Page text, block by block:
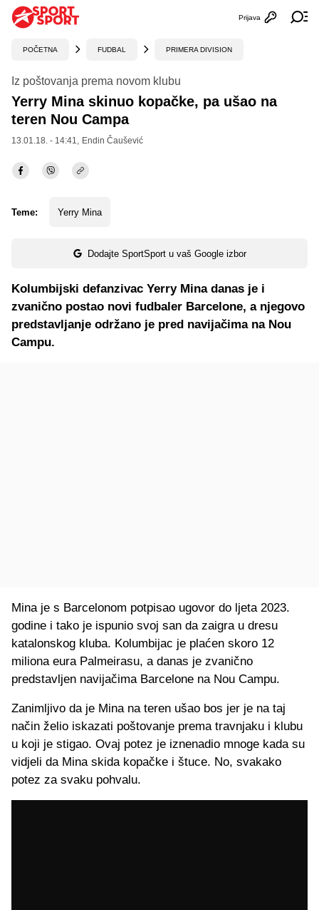
Otvori
Prijava
POČETNA FUDBAL PRIMERA DIVISION
Iz poštovanja prema novom klubu
Yerry Mina skinuo kopačke, pa ušao na
teren Nou Campa
13.01.18. - 14:41, Endin Čaušević
Teme: Yerry Mina
Dodajte SportSport u vaš Google izbor
Kolumbijski defanzivac Yerry Mina danas je i
zvanično postao novi fudbaler Barcelone, a njegovo
predstavljanje održano je pred navijačima na Nou
Campu.
Mina je s Barcelonom potpisao ugovor do ljeta 2023.
godine i tako je ispunio svoj san da zaigra u dresu
katalonskog kluba. Kolumbijac je plaćen skoro 12
miliona eura Palmeirasu, a danas je zvanično
predstavljen navijačima Barcelone na Nou Campu.
Zanimljivo da je Mina na teren ušao bos jer je na taj
način želio iskazati poštovanje prema travnjaku i klubu
u koji je stigao. Ovaj potez je iznenadio mnoge kada su
vidjeli da Mina skida kopačke i štuce. No, svakako
potez za svaku pohvalu.